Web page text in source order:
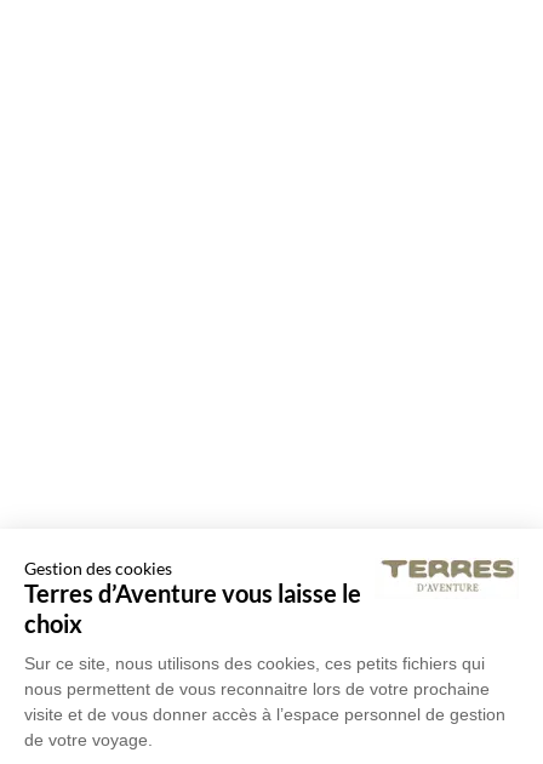
Gestion des cookies
Terres d’Aventure vous laisse le
choix
Sur ce site, nous utilisons des cookies, ces petits fichiers qui
nous permettent de vous reconnaitre lors de votre prochaine
visite et de vous donner accès à l’espace personnel de gestion
de votre voyage.